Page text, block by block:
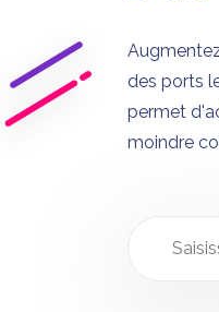
des ports
permet
moindre